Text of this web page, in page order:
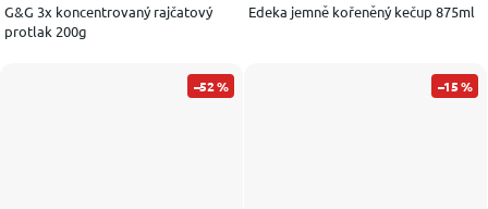
G&G 3x koncentrovaný rajčatový
protlak 200g
Edeka jemně kořeněný kečup 875ml
–52 % –15 %